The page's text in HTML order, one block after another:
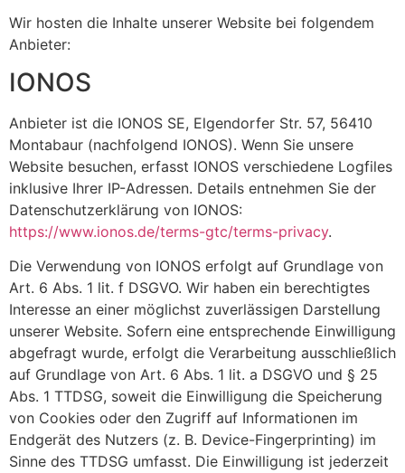
Wir hosten die Inhalte unserer Website bei folgendem
Anbieter:
IONOS
Anbieter ist die IONOS SE, Elgendorfer Str. 57, 56410
Montabaur (nachfolgend IONOS). Wenn Sie unsere
Website besuchen, erfasst IONOS verschiedene Logfiles
inklusive Ihrer IP-Adressen. Details entnehmen Sie der
Datenschutzerklärung von IONOS:
https://www.ionos.de/terms-gtc/terms-privacy.
Die Verwendung von IONOS erfolgt auf Grundlage von
Art. 6 Abs. 1 lit. f DSGVO. Wir haben ein berechtigtes
Interesse an einer möglichst zuverlässigen Darstellung
unserer Website. Sofern eine entsprechende Einwilligung
abgefragt wurde, erfolgt die Verarbeitung ausschließlich
auf Grundlage von Art. 6 Abs. 1 lit. a DSGVO und § 25
Abs. 1 TTDSG, soweit die Einwilligung die Speicherung
von Cookies oder den Zugriff auf Informationen im
Endgerät des Nutzers (z. B. Device-Fingerprinting) im
Sinne des TTDSG umfasst. Die Einwilligung ist jederzeit